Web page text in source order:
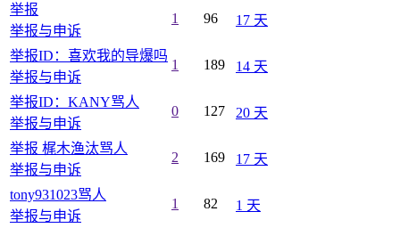
举报
举报与申诉
1 96 17 天
举报ID：喜欢我的导爆吗
举报与申诉
1 189 14 天
举报ID：KANY骂人
举报与申诉
0 127 20 天
举报 梶木渔汰骂人
举报与申诉
2 169 17 天
tony931023骂人
举报与申诉
1 82 1 天